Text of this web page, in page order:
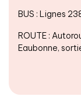
BUS : Lignes
ROUTE :
Eaubonne,